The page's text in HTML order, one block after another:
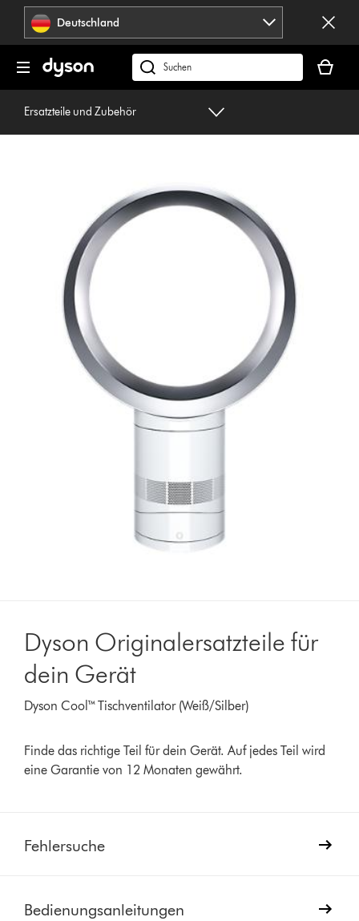
Navigation
überspringenDeutschland
dyson.de
durchsuchen
ist
Ersatzteile und Zubehör
Dyson Originalersatzteile für
dein Gerät
Dyson Cool™ Tischventilator (Weiß/Silber)
Finde das richtige Teil für dein Gerät. Auf jedes Teil wird
eine Garantie von 12 Monaten gewährt.
Fehlersuche
Bedienungsanleitungen